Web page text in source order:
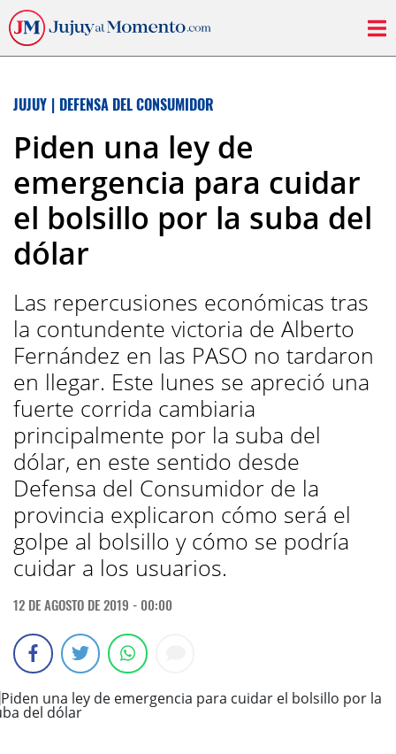
JUJUY | DEFENSA DEL CONSUMIDOR
Piden una ley de
emergencia para cuidar
el bolsillo por la suba del
dólar
Las repercusiones económicas tras
la contundente victoria de Alberto
Fernández en las PASO no tardaron
en llegar. Este lunes se apreció una
fuerte corrida cambiaria
principalmente por la suba del
dólar, en este sentido desde
Defensa del Consumidor de la
provincia explicaron cómo será el
golpe al bolsillo y cómo se podría
cuidar a los usuarios.
12 DE AGOSTO DE 2019 - 00:00